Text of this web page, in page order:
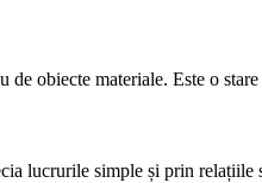
de obiecte materiale. Este o
lucrurile simple și prin relațiile